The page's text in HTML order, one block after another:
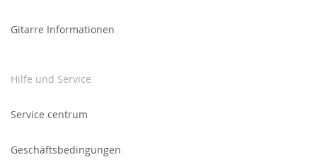
an:
Gitarre Informationen
Hilfe und Service
Service centrum
Geschäftsbedingungen